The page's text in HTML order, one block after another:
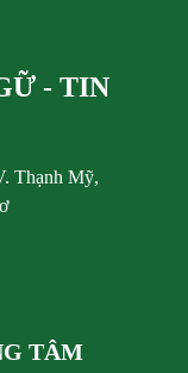
- TIN
Thạnh Mỹ,
TÂM